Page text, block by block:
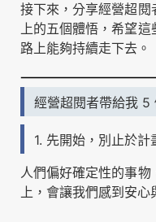
接下來，分享經營超
上的五個體悟，希望
路上能夠持續走下去。
經營超閱者帶給我 5
1. 先開始，別止於計
人們偏好確定性的事
上，會讓我們感到安心